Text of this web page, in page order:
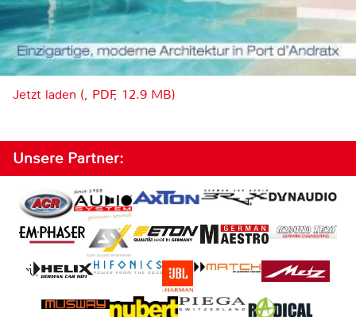
Jetzt laden (, PDF, 12.9 MB)
Unsere Partner: